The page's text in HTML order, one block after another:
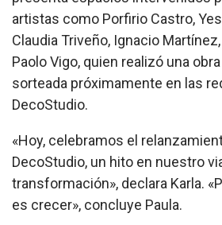
artistas como Porfirio Castro,
Claudia Triveño, Ignacio
Paolo Vigo, quien realizó una
sorteada próximamente en las
DecoStudio.
«Hoy, celebramos el
DecoStudio, un hito en nuestro
transformación», declara Karla.
es crecer», concluye Paula.